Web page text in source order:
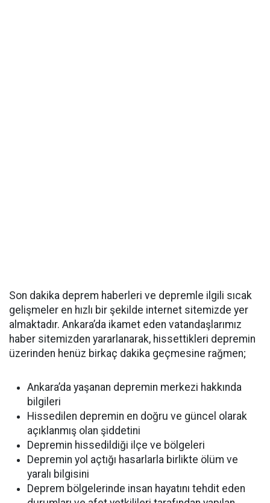
Son dakika deprem haberleri ve depremle ilgili sıcak
gelişmeler en hızlı bir şekilde internet sitemizde yer
almaktadır. Ankara’da ikamet eden vatandaşlarımız
haber sitemizden yararlanarak, hissettikleri depremin
üzerinden henüz birkaç dakika geçmesine rağmen;
Ankara’da yaşanan depremin merkezi hakkında
bilgileri
Hissedilen depremin en doğru ve güncel olarak
açıklanmış olan şiddetini
Depremin hissedildiği ilçe ve bölgeleri
Depremin yol açtığı hasarlarla birlikte ölüm ve
yaralı bilgisini
Deprem bölgelerinde insan hayatını tehdit eden